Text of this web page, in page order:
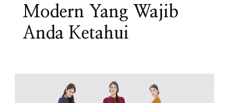
Modern Yang Wajib
Anda Ketahui